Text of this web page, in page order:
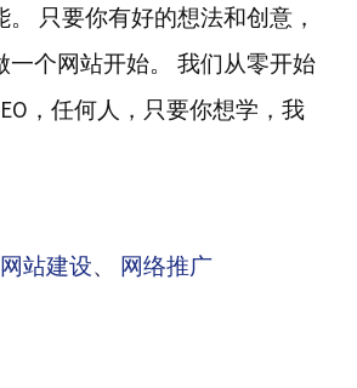
只要你有好的想法和创意，
一个网站开始。 我们从零开始
，任何人，只要你想学，我
网站建设、 网络推广